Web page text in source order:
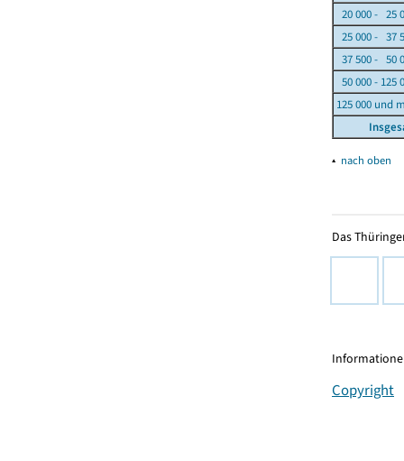
20 000 - 25
25 000 - 37
37 500 - 50
50 000 - 125
125 000 und
▴ nach oben
Das
Copyright